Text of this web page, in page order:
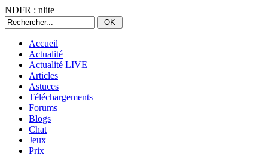
NDFR : nlite
Accueil
Actualité
Actualité LIVE
Articles
Astuces
Téléchargements
Forums
Blogs
Chat
Jeux
Prix